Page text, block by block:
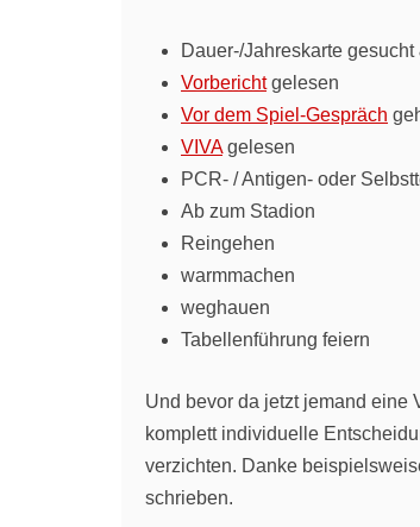
Dauer-/Jahreskarte gesucht
Vorberichtgelesen
Vor dem Spiel-Gespräch
VIVAgelesen
PCR- / Antigen- oder
Ab zum Stadion
Reingehen
warmmachen
weghauen
Tabellenführung feiern
Und bevor da jetzt jemand eine
komplett individuelle
verzichten. Danke
schrieben.